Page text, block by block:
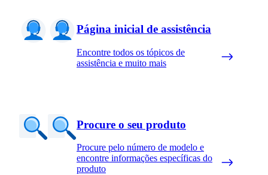
Página inicial de assistência
Encontre todos os tópicos de
assistência e muito mais
Procure o seu produto
Procure pelo número de modelo e
encontre informações específicas do
produto